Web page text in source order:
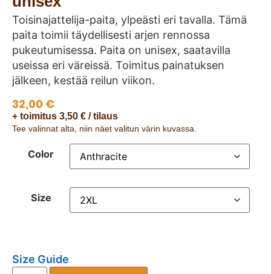
Toisinajattelija-paita, ylpeästi eri tavalla. Tämä
paita toimii täydellisesti arjen rennossa
pukeutumisessa. Paita on unisex, saatavilla
useissa eri väreissä. Toimitus painatuksen
jälkeen, kestää reilun viikon.
32,00 €
+ toimitus 3,50 € / tilaus
Tee valinnat alta, niin näet valitun värin kuvassa.
Color
Size
Size Guide